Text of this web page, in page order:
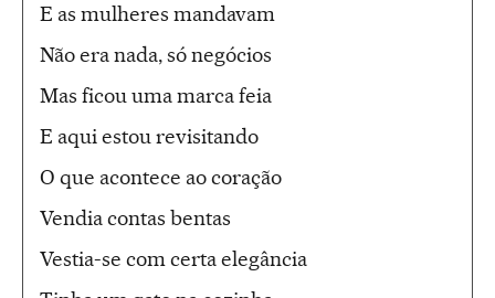
E as mulheres mandavam
Não era nada, só negócios
Mas ficou uma marca feia
E aqui estou revisitando
O que acontece ao coração
Vendia contas bentas
Vestia-se com certa elegância